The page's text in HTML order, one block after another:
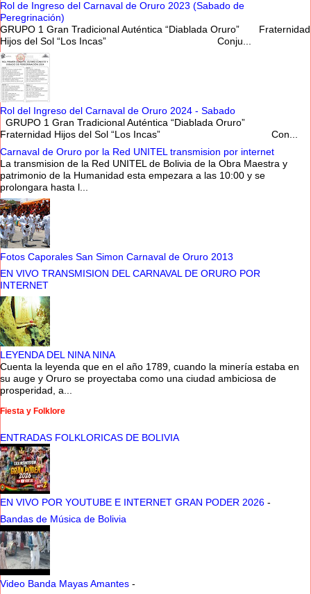
Rol de Ingreso del Carnaval de Oruro 2023 (Sabado de
Peregrinación)
GRUPO 1 Gran Tradicional Auténtica “Diablada Oruro” Fraternidad
Hijos del Sol “Los Incas” Conju...
Rol del Ingreso del Carnaval de Oruro 2024 - Sabado
GRUPO 1 Gran Tradicional Auténtica “Diablada Oruro”
Fraternidad Hijos del Sol “Los Incas” Con...
Carnaval de Oruro por la Red UNITEL transmision por internet
La transmision de la Red UNITEL de Bolivia de la Obra Maestra y
patrimonio de la Humanidad esta empezara a las 10:00 y se
prolongara hasta l...
Fotos Caporales San Simon Carnaval de Oruro 2013
EN VIVO TRANSMISION DEL CARNAVAL DE ORURO POR
INTERNET
LEYENDA DEL NINA NINA
Cuenta la leyenda que en el año 1789, cuando la minería estaba en
su auge y Oruro se proyectaba como una ciudad ambiciosa de
prosperidad, a...
Fiesta y Folklore
ENTRADAS FOLKLORICAS DE BOLIVIA
EN VIVO POR YOUTUBE E INTERNET GRAN PODER 2026 -
Bandas de Música de Bolivia
Video Banda Mayas Amantes -